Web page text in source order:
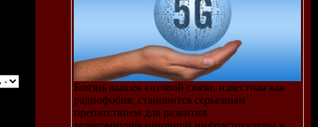
Боязнь вышек сотовой связи, известная как
радиофобия, становится серьезным
препятствием для развития